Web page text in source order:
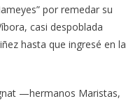
por remedar su
casi despoblada
hasta que ingresé en la
—hermanos Maristas,